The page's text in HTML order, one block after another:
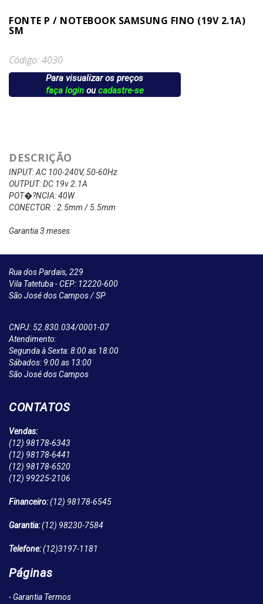
FONTE P / NOTEBOOK SAMSUNG FINO (19V 2.1A)
SM
Código: 4030
Para visualizar os preços
faça loginoucadastre-se
DESCRIÇÃO
INPUT: AC 100-240V, 50-60Hz
OUTPUT: DC 19v 2.1A
POT�?NCIA: 40W
CONECTOR: : 2.5mm / 5.5mm
Garantia 3 meses
Rua dos Pardais, 229
Vila Tatetuba - CEP: 12220-600
São José dos Campos / SP
CNPJ: 52.830.034/0001-07
Atendimento:
Segunda à Sexta: 8:00 as 18:00
Sábados: 9:00 as 13:00
São José dos Campos
CONTATOS
Vendas:
(12) 98178-6343
(12) 98178-6441
(12) 98178-6520
(12) 99225-2106
Financeiro:(12) 98178-6545
Garantia:(12) 98230-7584
Telefone:(12)3197-1181
Páginas
- Garantia Termos